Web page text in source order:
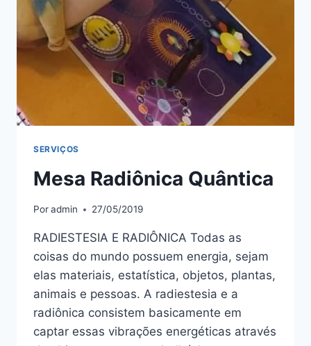
SERVIÇOS
Mesa Radiônica Quântica
Poradmin 27/05/2019
RADIESTESIA E RADIÔNICA Todas as
coisas do mundo possuem energia, sejam
elas materiais, estatística, objetos, plantas,
animais e pessoas. A radiestesia e a
radiônica consistem basicamente em
captar essas vibrações energéticas através